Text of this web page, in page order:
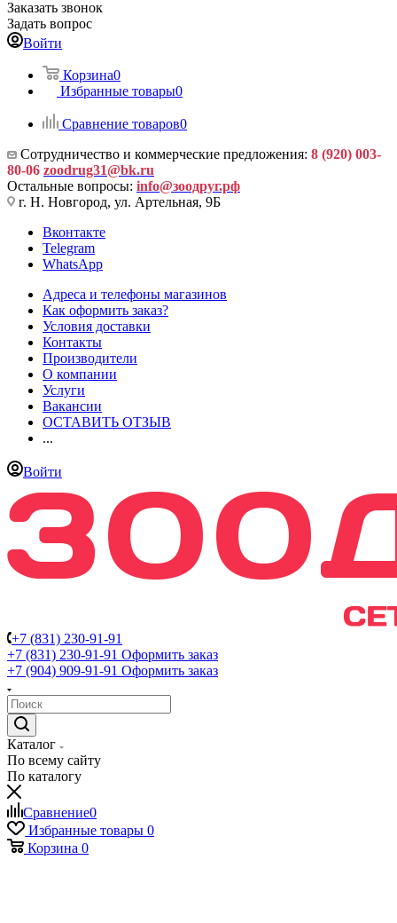
Заказать звонок
Задать вопрос
Войти
Корзина0
Избранные товары0
Сравнение товаров0
Сотрудничество и коммерческие предложения: 8 (920) 003-
80-06 zoodrug31@bk.ru
Остальные вопросы: info@зоодруг.рф
г. Н. Новгород, ул. Артельная, 9Б
Вконтакте
Telegram
WhatsApp
Адреса и телефоны магазинов
Как оформить заказ?
Условия доставки
Контакты
Производители
О компании
Услуги
Вакансии
ОСТАВИТЬ ОТЗЫВ
...
Войти
+7 (831) 230-91-91
+7 (831) 230-91-91 Оформить заказ
+7 (904) 909-91-91 Оформить заказ
Каталог
По всему сайту
По каталогу
Сравнение0
Избранные товары 0
Корзина 0